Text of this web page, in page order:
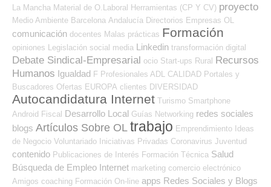
La Mancha Material de O.Laboral Herramientas (CP Y CV) proyecto
Medio Ambiente Barcelona Andalucía Directorios Empresas OL
comunicación docentes Malas prácticas Formación
opiniones Legislación social media Linkedin transformación digital
Debate Sindical-Empresarial ocio Start-ups Rural
Recursos
Humanos Igualdad F Profesionales ADL CALIDAD Portales y
Buscadores Ofertas EUROPA clientes DIVERSIDAD
Autocandidatura Internet Turismo Smartphone
Android Fiscal Desarrollo Local Guías Networking redes sociales
blogs Artículos Sobre OL trabajo Emprendimiento Ideas
de Negocio Voluntariado Iniciativas Privadas Coronavirus Juventud
contenido Publicaciones de Interés Formación Técnica Salud
Búsqueda de Empleo Internet marketing comercio electrónico
Amigos coaching Formación On-line apps Redes Sociales y Blogs